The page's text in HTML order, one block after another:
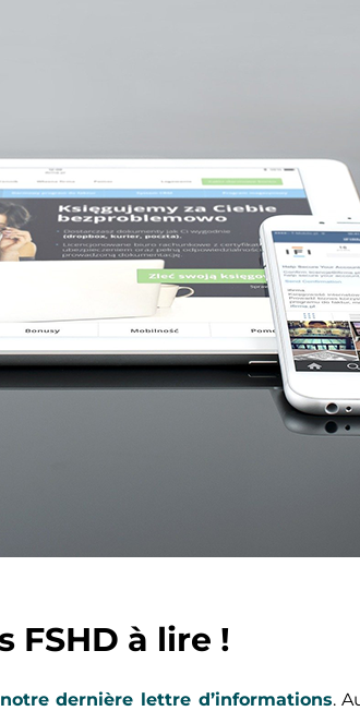
FSHD à lire !
notredernière lettre d’informations.